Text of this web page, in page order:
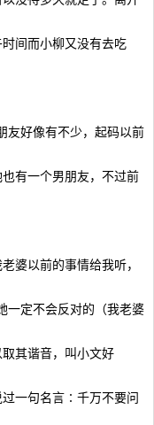
间而小柳又没有去吃
友好像有不少，起码以前
有一个男朋友，不过前
婆以前的事情给我听，
一定不会反对的（我老婆
其谐音，叫小文好
一句名言∶千万不要问